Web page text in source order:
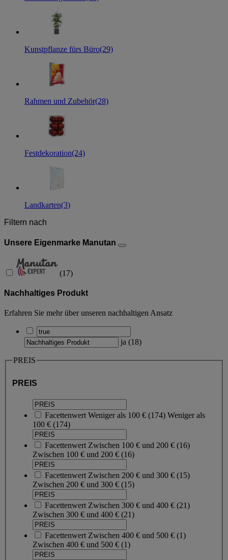
Kunstpflanze fürs Büro(29)
Rahmen und Zubehör(28)
Festdekoration(24)
Landkarten(3)
Filtern nach
Unsere Eigenmarke Manutan
(17)
Nachhaltiges Produkt
Erfahren Sie mehr über unseren nachhaltigen Ansatz
ja (18)
PREIS
PREIS
Facettenwert Weniger als 100 € (174) Weniger als
100 € (174)
Facettenwert Zwischen 100 € und 200 € (16)
Zwischen 100 € und 200 € (16)
Facettenwert Zwischen 200 € und 300 € (15)
Zwischen 200 € und 300 € (15)
Facettenwert Zwischen 300 € und 400 € (21)
Zwischen 300 € und 400 € (21)
Facettenwert Zwischen 400 € und 500 € (1)
Zwischen 400 € und 500 € (1)